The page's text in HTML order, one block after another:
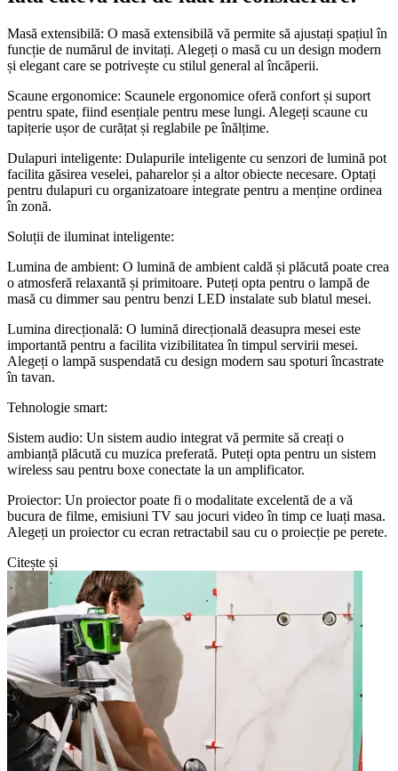
Masă extensibilă: O masă extensibilă vă permite să ajustați spațiul în
funcție de numărul de invitați. Alegeți o masă cu un design modern
și elegant care se potrivește cu stilul general al încăperii.
Scaune ergonomice: Scaunele ergonomice oferă confort și suport
pentru spate, fiind esențiale pentru mese lungi. Alegeți scaune cu
tapițerie ușor de curățat și reglabile pe înălțime.
Dulapuri inteligente: Dulapurile inteligente cu senzori de lumină pot
facilita găsirea veselei, paharelor și a altor obiecte necesare. Optați
pentru dulapuri cu organizatoare integrate pentru a menține ordinea
în zonă.
Soluții de iluminat inteligente:
Lumina de ambient: O lumină de ambient caldă și plăcută poate crea
o atmosferă relaxantă și primitoare. Puteți opta pentru o lampă de
masă cu dimmer sau pentru benzi LED instalate sub blatul mesei.
Lumina direcțională: O lumină direcțională deasupra mesei este
importantă pentru a facilita vizibilitatea în timpul servirii mesei.
Alegeți o lampă suspendată cu design modern sau spoturi încastrate
în tavan.
Tehnologie smart:
Sistem audio: Un sistem audio integrat vă permite să creați o
ambianță plăcută cu muzica preferată. Puteți opta pentru un sistem
wireless sau pentru boxe conectate la un amplificator.
Proiector: Un proiector poate fi o modalitate excelentă de a vă
bucura de filme, emisiuni TV sau jocuri video în timp ce luați masa.
Alegeți un proiector cu ecran retractabil sau cu o proiecție pe perete.
Citește și